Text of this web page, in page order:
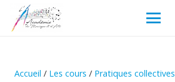
Accueil / Les cours / Pratiques collectives